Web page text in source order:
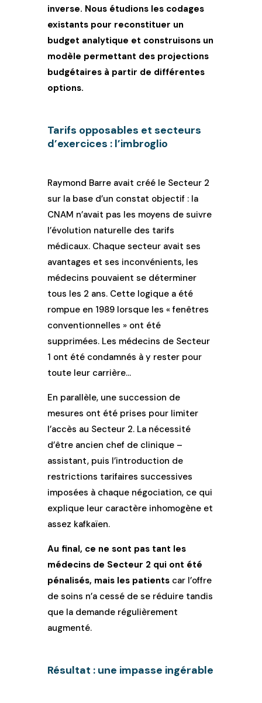
inverse. Nous étudions les codages
existants pour reconstituer un
budget analytique et construisons un
modèle permettant des projections
budgétaires à partir de différentes
options.
Tarifs opposables et secteurs
d’exercices : l’imbroglio
Raymond Barre avait créé le Secteur 2
sur la base d’un constat objectif : la
CNAM n’avait pas les moyens de suivre
l’évolution naturelle des tarifs
médicaux. Chaque secteur avait ses
avantages et ses inconvénients, les
médecins pouvaient se déterminer
tous les 2 ans. Cette logique a été
rompue en 1989 lorsque les « fenêtres
conventionnelles » ont été
supprimées. Les médecins de Secteur
1 ont été condamnés à y rester pour
toute leur carrière…
En parallèle, une succession de
mesures ont été prises pour limiter
l’accès au Secteur 2. La nécessité
d’être ancien chef de clinique –
assistant, puis l’introduction de
restrictions tarifaires successives
imposées à chaque négociation, ce qui
explique leur caractère inhomogène et
assez kafkaïen.
Au final, ce ne sont pas tant les
médecins de Secteur 2 qui ont été
pénalisés, mais les patientscar l’offre
de soins n’a cessé de se réduire tandis
que la demande régulièrement
augmenté.
Résultat : une impasse ingérable